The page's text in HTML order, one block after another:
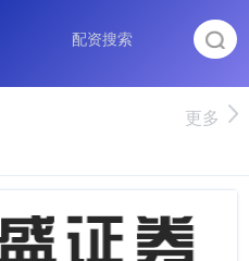
更多